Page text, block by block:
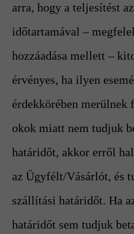
arra, hogy a teljesítést
időtartamával –
hozzáadása mellett –
érvényes, ha ilyen
érdekkörében
okok miatt nem tudjuk
határidőt, akkor erről
az Ügyfélt/Vásárlót, és
szállítási határidőt. Ha
határidőt sem tudjuk